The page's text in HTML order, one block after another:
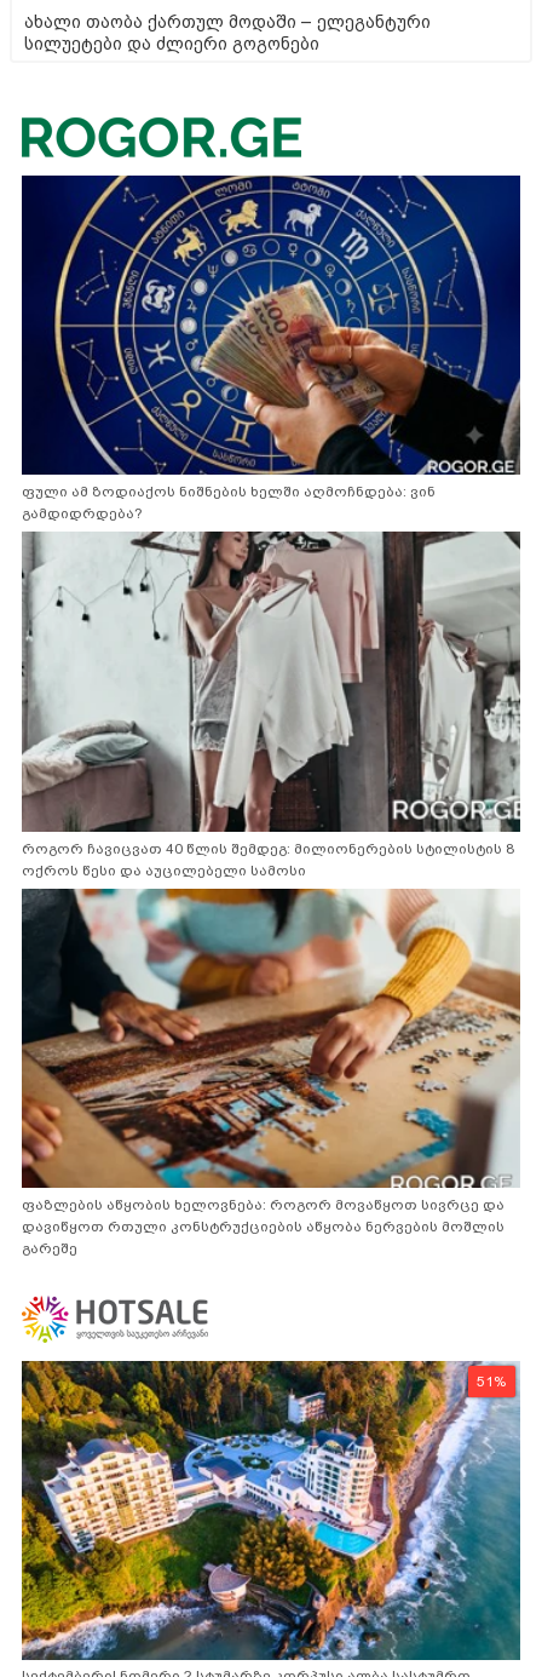
ახალი თაობა ქართულ მოდაში – ელეგანტური
სილუეტები და ძლიერი გოგონები
ფული ამ ზოდიაქოს ნიშნების ხელში აღმოჩნდება: ვინ
გამდიდრდება?
როგორ ჩავიცვათ 40 წლის შემდეგ: მილიონერების სტილისტის 8
ოქროს წესი და აუცილებელი სამოსი
ფაზლების აწყობის ხელოვნება: როგორ მოვაწყოთ სივრცე და
დავიწყოთ რთული კონსტრუქციების აწყობა ნერვების მოშლის
გარეშე
51%